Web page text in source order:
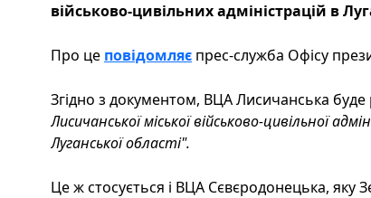
військово-цивільних адміністрацій в
Про це повідомляє прес-служба Офісу
Згідно з документом, ВЦА Лисичанська буде
Лисичанської міської військово-цивільної
Луганської області".
Це ж стосується і ВЦА Сєвєродонецька, яку